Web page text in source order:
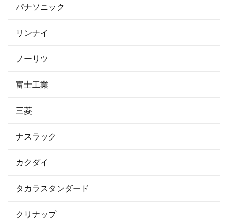
パナソニック
リンナイ
ノーリツ
富士工業
三菱
ナスラック
カクダイ
タカラスタンダード
クリナップ